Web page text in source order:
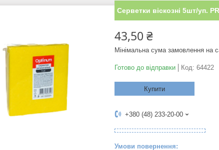
Серветки віскозні 5шт/уп.
43,50 ₴
Мінімальна сума замовлення на
Готово до відправки Код: 64422
Купити
+380 (48) 233-20-00